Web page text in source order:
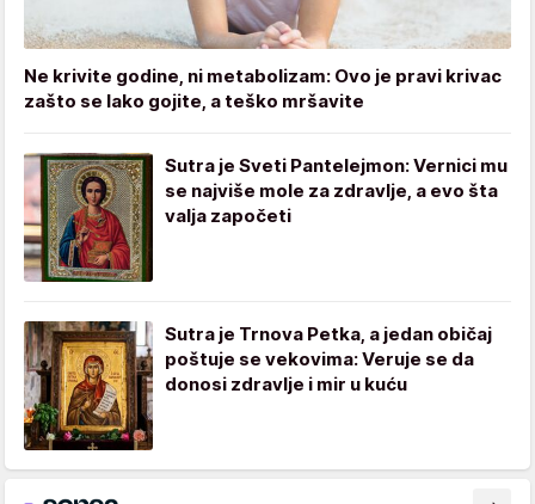
Ne krivite godine, ni metabolizam: Ovo je pravi krivac
zašto se lako gojite, a teško mršavite
Sutra je Sveti Pantelejmon: Vernici mu
se najviše mole za zdravlje, a evo šta
valja započeti
Sutra je Trnova Petka, a jedan običaj
poštuje se vekovima: Veruje se da
donosi zdravlje i mir u kuću